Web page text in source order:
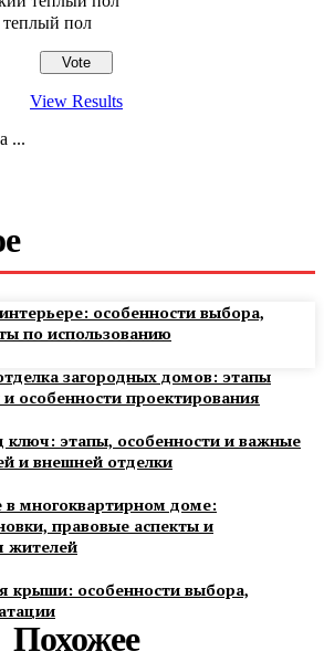
пол
View Results
...
особенности выбора,
по использованию
загородных домов: этапы
особенности проектирования
ключ: этапы, особенности и важные
и внешней отделки
многоквартирном доме:
правовые аспекты и
жителей
крыши: особенности выбора,
Похожее